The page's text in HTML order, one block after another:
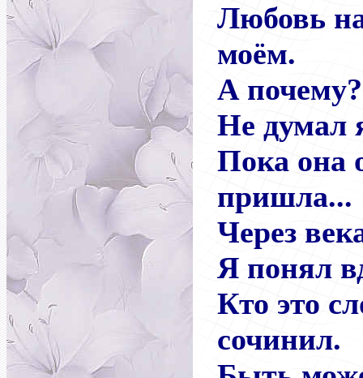
Любовь
моём.
А почему?
Не думал
Пока она
пришла...
Через
Я понял
Кто это
сочинил.